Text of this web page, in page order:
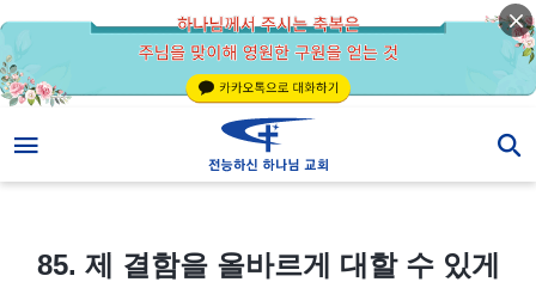
85. 제 결함을 올바르게 대할 수 있게 되다
85. 제 결함을 올바르게 대할 수 있게